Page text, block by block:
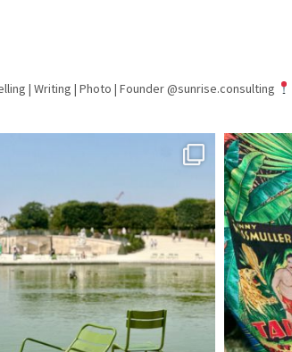
| Writing | Photo | Founder @sunrise.consulting